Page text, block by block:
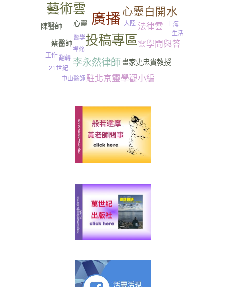
廣播
投稿專區
藝術雲 心靈白開水
李永然律師
靈學問與答
駐北京靈學觀小編
法律雲
心靈
畫家史忠貴教授
蔡醫師
陳醫師 上海
翻轉
醫學
生活
大陸
中山醫師
禪修
21世紀
工作